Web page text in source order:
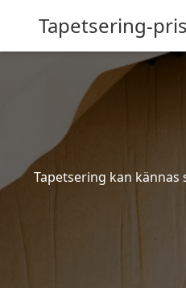
Tapetsering-
Tapetsering kan